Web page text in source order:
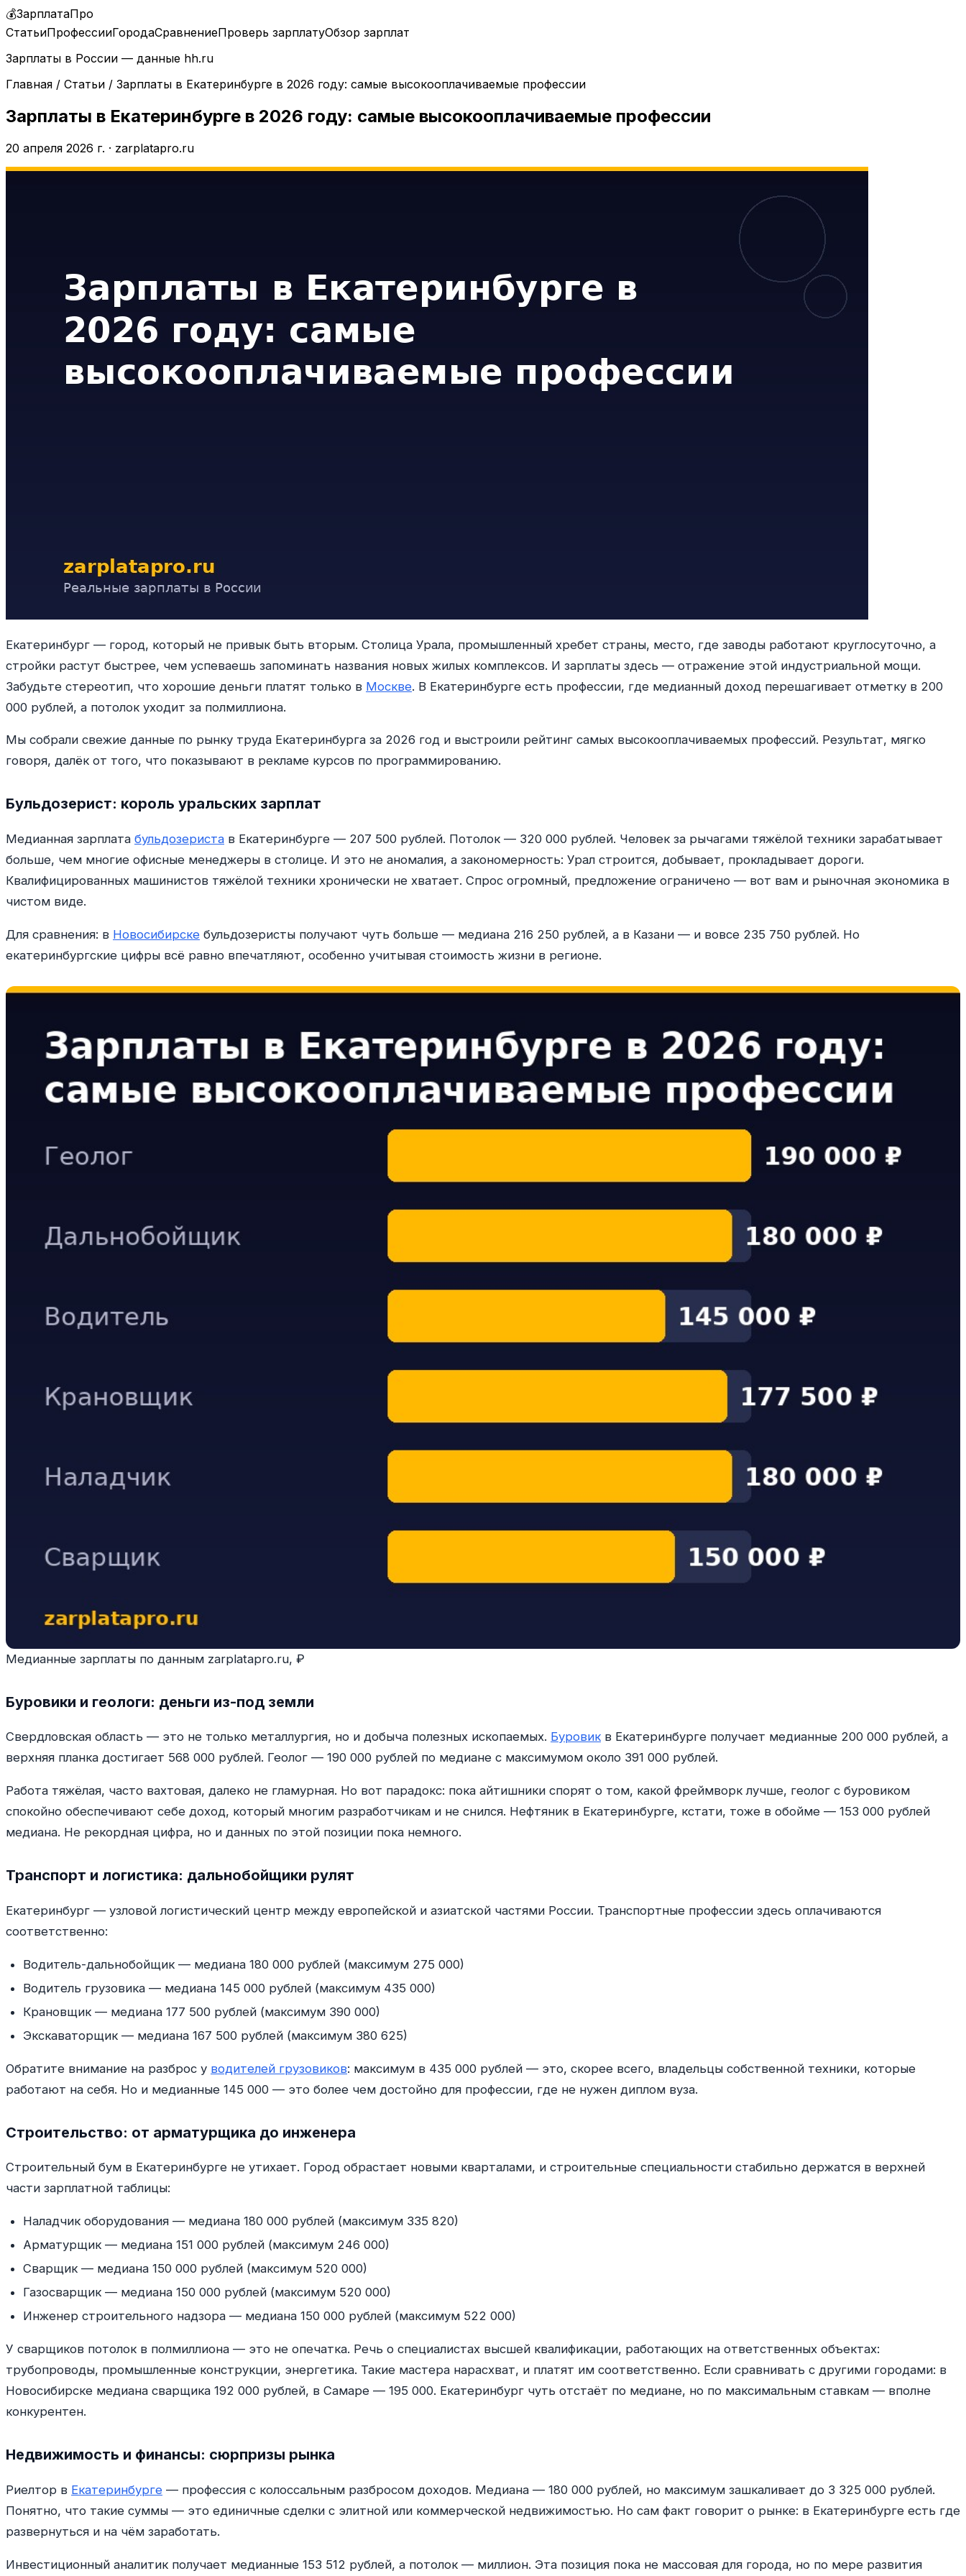
💰ЗарплатаПро
СтатьиПрофессииГородаСравнениеПроверь зарплатуОбзор зарплат
Зарплаты в России — данные hh.ru
Главная / Статьи / Зарплаты в Екатеринбурге в 2026 году: самые высокооплачиваемые профессии
Зарплаты в Екатеринбурге в 2026 году: самые высокооплачиваемые профессии
20 апреля 2026 г. · zarplatapro.ru
Екатеринбург — город, который не привык быть вторым. Столица Урала, промышленный хребет страны, место, где заводы работают круглосуточно, а
стройки растут быстрее, чем успеваешь запоминать названия новых жилых комплексов. И зарплаты здесь — отражение этой индустриальной мощи.
Забудьте стереотип, что хорошие деньги платят только в Москве. В Екатеринбурге есть профессии, где медианный доход перешагивает отметку в 200
000 рублей, а потолок уходит за полмиллиона.
Мы собрали свежие данные по рынку труда Екатеринбурга за 2026 год и выстроили рейтинг самых высокооплачиваемых профессий. Результат, мягко
говоря, далёк от того, что показывают в рекламе курсов по программированию.
Бульдозерист: король уральских зарплат
Медианная зарплата бульдозериста в Екатеринбурге — 207 500 рублей. Потолок — 320 000 рублей. Человек за рычагами тяжёлой техники зарабатывает
больше, чем многие офисные менеджеры в столице. И это не аномалия, а закономерность: Урал строится, добывает, прокладывает дороги.
Квалифицированных машинистов тяжёлой техники хронически не хватает. Спрос огромный, предложение ограничено — вот вам и рыночная экономика в
чистом виде.
Для сравнения: в Новосибирске бульдозеристы получают чуть больше — медиана 216 250 рублей, а в Казани — и вовсе 235 750 рублей. Но
екатеринбургские цифры всё равно впечатляют, особенно учитывая стоимость жизни в регионе.
Медианные зарплаты по данным zarplatapro.ru, ₽
Буровики и геологи: деньги из-под земли
Свердловская область — это не только металлургия, но и добыча полезных ископаемых. Буровик в Екатеринбурге получает медианные 200 000 рублей, а
верхняя планка достигает 568 000 рублей. Геолог — 190 000 рублей по медиане с максимумом около 391 000 рублей.
Работа тяжёлая, часто вахтовая, далеко не гламурная. Но вот парадокс: пока айтишники спорят о том, какой фреймворк лучше, геолог с буровиком
спокойно обеспечивают себе доход, который многим разработчикам и не снился. Нефтяник в Екатеринбурге, кстати, тоже в обойме — 153 000 рублей
медиана. Не рекордная цифра, но и данных по этой позиции пока немного.
Транспорт и логистика: дальнобойщики рулят
Екатеринбург — узловой логистический центр между европейской и азиатской частями России. Транспортные профессии здесь оплачиваются
соответственно:
Водитель-дальнобойщик — медиана 180 000 рублей (максимум 275 000)
Водитель грузовика — медиана 145 000 рублей (максимум 435 000)
Крановщик — медиана 177 500 рублей (максимум 390 000)
Экскаваторщик — медиана 167 500 рублей (максимум 380 625)
Обратите внимание на разброс у водителей грузовиков: максимум в 435 000 рублей — это, скорее всего, владельцы собственной техники, которые
работают на себя. Но и медианные 145 000 — это более чем достойно для профессии, где не нужен диплом вуза.
Строительство: от арматурщика до инженера
Строительный бум в Екатеринбурге не утихает. Город обрастает новыми кварталами, и строительные специальности стабильно держатся в верхней
части зарплатной таблицы:
Наладчик оборудования — медиана 180 000 рублей (максимум 335 820)
Арматурщик — медиана 151 000 рублей (максимум 246 000)
Сварщик — медиана 150 000 рублей (максимум 520 000)
Газосварщик — медиана 150 000 рублей (максимум 520 000)
Инженер строительного надзора — медиана 150 000 рублей (максимум 522 000)
У сварщиков потолок в полмиллиона — это не опечатка. Речь о специалистах высшей квалификации, работающих на ответственных объектах:
трубопроводы, промышленные конструкции, энергетика. Такие мастера нарасхват, и платят им соответственно. Если сравнивать с другими городами: в
Новосибирске медиана сварщика 192 000 рублей, в Самаре — 195 000. Екатеринбург чуть отстаёт по медиане, но по максимальным ставкам — вполне
конкурентен.
Недвижимость и финансы: сюрпризы рынка
Риелтор в Екатеринбурге — профессия с колоссальным разбросом доходов. Медиана — 180 000 рублей, но максимум зашкаливает до 3 325 000 рублей.
Понятно, что такие суммы — это единичные сделки с элитной или коммерческой недвижимостью. Но сам факт говорит о рынке: в Екатеринбурге есть где
развернуться и на чём заработать.
Инвестиционный аналитик получает медианные 153 512 рублей, а потолок — миллион. Эта позиция пока не массовая для города, но по мере развития